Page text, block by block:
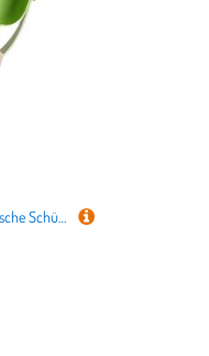
MEIBAOGE Haustier Wasserflasche Schüssel Wasserbehälter Go Out Outdoor Trinkbecher 550ml Trinkspender Wasserbehälter